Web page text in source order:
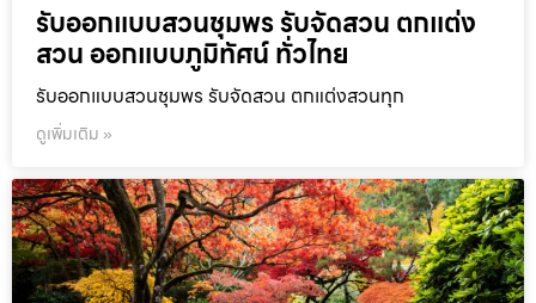
รับออกแบบสวนชุมพร รับจัดสวน ตกแต่ง
สวน ออกแบบภูมิทัศน์ ทั่วไทย
รับออกแบบสวนชุมพร รับจัดสวน ตกแต่งสวนทุก
ดูเพิ่มเติม »